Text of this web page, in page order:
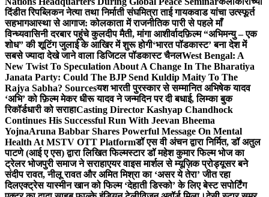
दिंडीत रिपब्लिकन नेत्या तथा निर्माती संघमित्रा ताई गायकवाड यांचा उत्स्फूर्त
सहभागआस्था से आगाज: कोलकाता में राजनीतिक पारी से पहले माँ
विन्ध्यवासिनी दरबार पहुंचे कुलदीप मैती, मांगा आशीर्वादफ़िल्म “अभिमन्यु – एक
शोध” की शूटिंग जुलाई के आखिर में शुरू होगी‘भारत पॉडकास्ट’ बना देश में
सबसे ज्यादा देखे जाने वाला डिजिटल पॉडकास्ट चैनलWest Bengal: A
New Twist To Speculation About A Change In The Bharatiya
Janata Party: Could The BJP Send Kuldip Maity To The
Rajya Sabha? Sourcesयश भारती पुरस्कार से सम्मानित अभिषेक यादव
‘अभि’ को फ़िल्म मेकर धीरू यादव ने जन्मदिन पर दी बधाई, लिम्का बुक
रिकॉर्डधारी को सराहाCasting Director Kashyap Chandhock
Continues His Successful Run With Jeevan Bheema
YojnaAruna Babbar Shares Powerful Message On Mental
Health At MSTV OTT Platformडॉ एस वी अंचन द्वारा निर्मित, डॉ अतुल
पाटणे (आई ए एस) द्वारा लिखित फिल्मस्टार डॉ महेश कुमार फिल्म भोज का
ट्रेलर भोजपुरी समाज ने सराहाएयर वाइस मार्शल से म्यूज़िक प्रोड्यूसर बने
संदीप रावत, नीलू रावत और अमित मिश्रा का ‘असर ये तेरा’ जीत रहा
दिलएक्ट्रेस यास्मीन खान को फिल्म ‘देहाती डिस्को’ के लिए बेस्ट सपोर्टिंग